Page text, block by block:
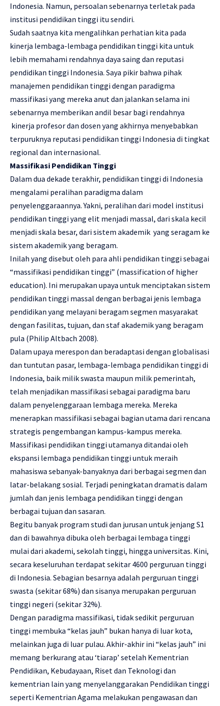
Indonesia. Namun, persoalan sebenarnya terletak pada
institusi pendidikan tinggi itu sendiri.
Sudah saatnya kita mengalihkan perhatian kita pada
kinerja lembaga-lembaga pendidikan tinggi kita untuk
lebih memahami rendahnya daya saing dan reputasi
pendidikan tinggi Indonesia. Saya pikir bahwa pihak
manajemen pendidikan tinggi dengan paradigma
massifikasi yang mereka anut dan jalankan selama ini
sebenarnya memberikan andil besar bagi rendahnya
kinerja profesor dan dosen yang akhirnya menyebabkan
terpuruknya reputasi pendidikan tinggi Indonesia di tingkat
regional dan internasional.
Massifikasi Pendidikan Tinggi
Dalam dua dekade terakhir, pendidikan tinggi di Indonesia
mengalami peralihan paradigma dalam
penyelenggaraannya. Yakni, peralihan dari model institusi
pendidikan tinggi yang elit menjadi massal, dari skala kecil
menjadi skala besar, dari sistem akademik yang seragam ke
sistem akademik yang beragam.
Inilah yang disebut oleh para ahli pendidikan tinggi sebagai
“massifikasi pendidikan tinggi” (massification of higher
education). Ini merupakan upaya untuk menciptakan sistem
pendidikan tinggi massal dengan berbagai jenis lembaga
pendidikan yang melayani beragam segmen masyarakat
dengan fasilitas, tujuan, dan staf akademik yang beragam
pula (Philip Altbach 2008).
Dalam upaya merespon dan beradaptasi dengan globalisasi
dan tuntutan pasar, lembaga-lembaga pendidikan tinggi di
Indonesia, baik milik swasta maupun milik pemerintah,
telah menjadikan massifikasi sebagai paradigma baru
dalam penyelenggaraan lembaga mereka. Mereka
menerapkan massifikasi sebagai bagian utama dari rencana
strategis pengembangan kampus-kampus mereka.
Massifikasi pendidikan tinggi utamanya ditandai oleh
ekspansi lembaga pendidikan tinggi untuk meraih
mahasiswa sebanyak-banyaknya dari berbagai segmen dan
latar-belakang sosial. Terjadi peningkatan dramatis dalam
jumlah dan jenis lembaga pendidikan tinggi dengan
berbagai tujuan dan sasaran.
Begitu banyak program studi dan jurusan untuk jenjang S1
dan di bawahnya dibuka oleh berbagai lembaga tinggi
mulai dari akademi, sekolah tinggi, hingga universitas. Kini,
secara keseluruhan terdapat sekitar 4600 perguruan tinggi
di Indonesia. Sebagian besarnya adalah perguruan tinggi
swasta (sekitar 68%) dan sisanya merupakan perguruan
tinggi negeri (sekitar 32%).
Dengan paradigma massifikasi, tidak sedikit perguruan
tinggi membuka “kelas jauh” bukan hanya di luar kota,
melainkan juga di luar pulau. Akhir-akhir ini “kelas jauh” ini
memang berkurang atau ‘tiarap’ setelah Kementrian
Pendidikan, Kebudayaan, Riset dan Teknologi dan
kementrian lain yang menyelanggarakan Pendidikan tinggi
seperti Kementrian Agama melakukan pengawasan dan